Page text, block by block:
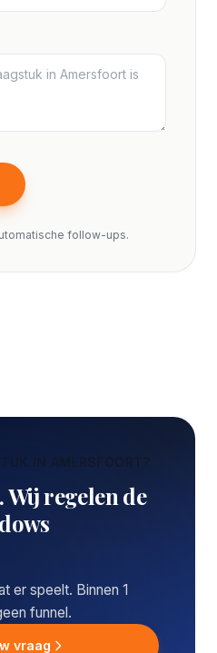
follow-ups.
IN AMERSFOORT?
Wij regelen de
er speelt. Binnen 1
funnel.
vraag